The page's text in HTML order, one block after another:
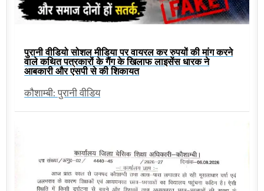
पुरानी वीडियो सोशल मीडिया पर वायरल कर रुपयों की मांग करने
वाले कथित पत्रकारों के गैंग के खिलाफ लाइसेंस धारक ने
आबकारी और एसपी से की शिकायत
कौशाम्बी: पुरानी वीडिय